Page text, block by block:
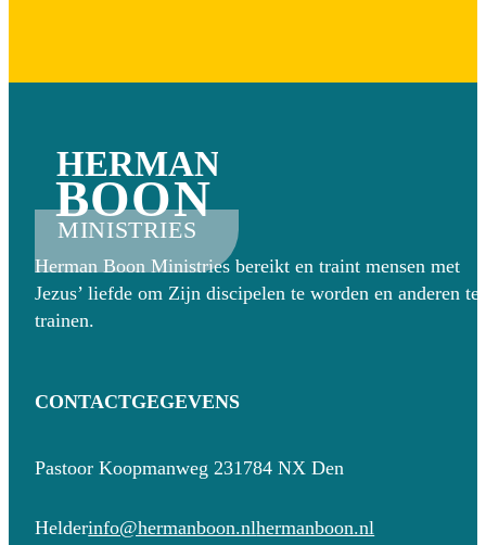
MINISTRIES
BOON
HERMAN
Herman Boon Ministries bereikt en traint mensen met
Jezus’ liefde om Zijn discipelen te worden en anderen te
trainen.
CONTACTGEGEVENS
Pastoor Koopmanweg 231784 NX Den
Helderinfo@hermanboon.nlhermanboon.nl